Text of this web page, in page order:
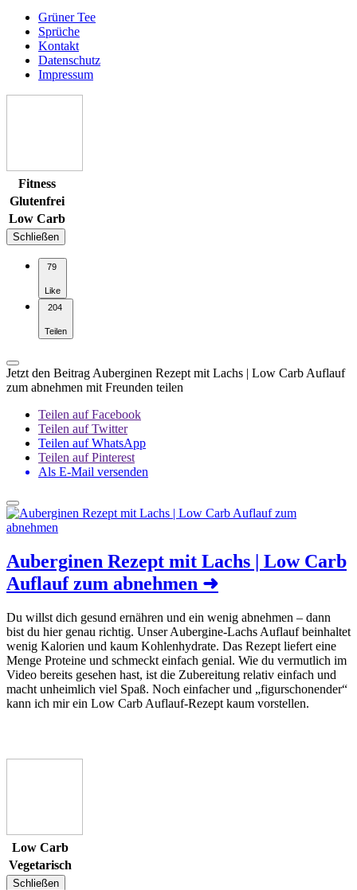
Grüner Tee
Sprüche
Kontakt
Datenschutz
Impressum
Fitness
Glutenfrei
Low Carb
Schließen
79
Like
204
Teilen
Jetzt den Beitrag Auberginen Rezept mit Lachs | Low Carb Auflauf
zum abnehmen mit Freunden teilen
Teilen auf Facebook
Teilen auf Twitter
Teilen auf WhatsApp
Teilen auf Pinterest
Als E-Mail versenden
Auberginen Rezept mit Lachs | Low Carb
Auflauf zum abnehmen ➜
Du willst dich gesund ernähren und ein wenig abnehmen – dann
bist du hier genau richtig. Unser Aubergine-Lachs Auflauf beinhaltet
wenig Kalorien und kaum Kohlenhydrate. Das Rezept liefert eine
Menge Proteine und schmeckt einfach genial. Wie du vermutlich im
Video bereits gesehen hast, ist die Zubereitung relativ einfach und
macht unheimlich viel Spaß. Noch einfacher und „figurschonender“
kann ich mir ein Low Carb Auflauf-Rezept kaum vorstellen.
Low Carb
Vegetarisch
Schließen